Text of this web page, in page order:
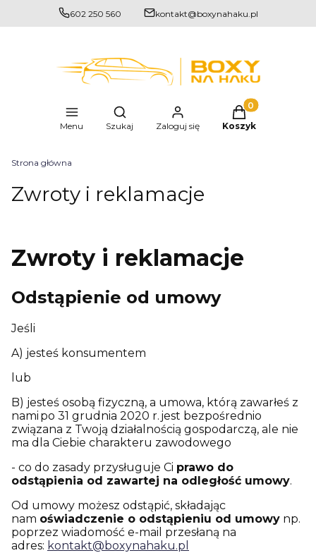
602 250 560 kontakt@boxynahaku.pl
Menu
Otwórz wyszukiwarkę
Szukaj Zaloguj się
Produkty w
Koszyk
Strona główna
Zwroty i reklamacje
Zwroty i reklamacje
Odstąpienie od umowy
Jeśli
A) jesteś konsumentem
lub
B) jesteś osobą fizyczną, a umowa, którą zawarłeś z
nami po 31 grudnia 2020 r. jest bezpośrednio
związana z Twoją działalnością gospodarczą, ale nie
ma dla Ciebie charakteru zawodowego
- co do zasady przysługuje Ci prawo do
odstąpienia od zawartej na odległość umowy.
Od umowy możesz odstąpić, składając
nam oświadczenie o odstąpieniu od umowy np.
poprzez wiadomość e-mail przesłaną na
adres: kontakt@boxynahaku.pl